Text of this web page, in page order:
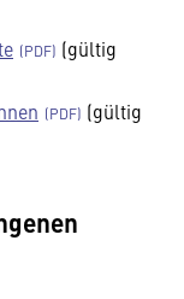
(gültig
(gültig